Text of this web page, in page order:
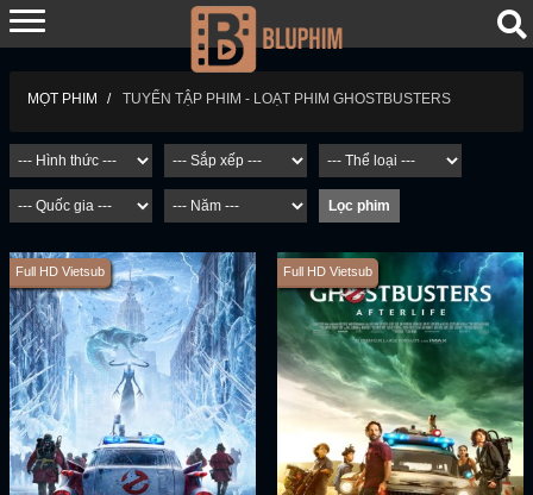
MỌT PHIM TUYỂN TẬP PHIM - LOẠT PHIM GHOSTBUSTERS
Full HD Vietsub Full HD Vietsub